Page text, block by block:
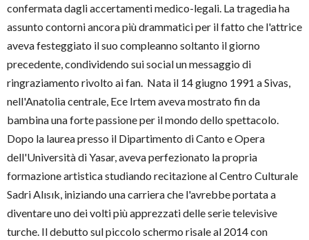
confermata dagli accertamenti medico-legali. La tragedia ha
assunto contorni ancora più drammatici per il fatto che l'attrice
aveva festeggiato il suo compleanno soltanto il giorno
precedente, condividendo sui social un messaggio di
ringraziamento rivolto ai fan. Nata il 14 giugno 1991 a Sivas,
nell'Anatolia centrale, Ece Irtem aveva mostrato fin da
bambina una forte passione per il mondo dello spettacolo.
Dopo la laurea presso il Dipartimento di Canto e Opera
dell'Università di Yasar, aveva perfezionato la propria
formazione artistica studiando recitazione al Centro Culturale
Sadri Alısık, iniziando una carriera che l'avrebbe portata a
diventare uno dei volti più apprezzati delle serie televisive
turche. Il debutto sul piccolo schermo risale al 2014 con